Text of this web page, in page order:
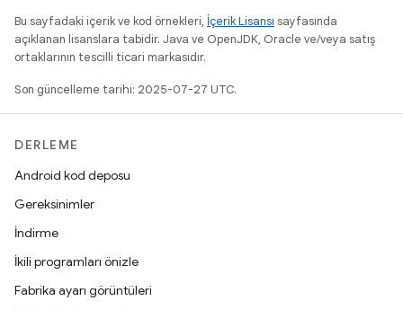
Bu sayfadaki içerik ve kod örnekleri, İçerik Lisansı sayfasında
açıklanan lisanslara tabidir. Java ve OpenJDK, Oracle ve/veya satış
ortaklarının tescilli ticari markasıdır.
Son güncelleme tarihi: 2025-07-27 UTC.
DERLEME
Android kod deposu
Gereksinimler
İndirme
İkili programları önizle
Fabrika ayarı görüntüleri